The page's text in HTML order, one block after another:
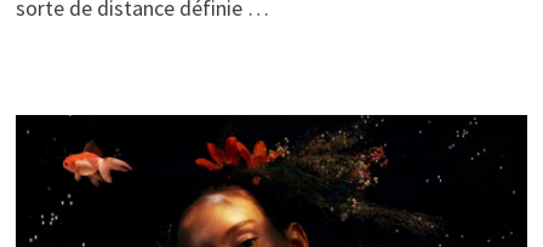
sorte de distance définie …